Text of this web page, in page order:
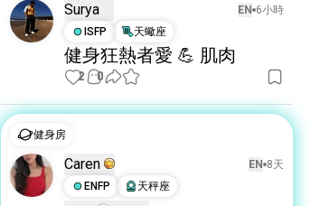
Surya EN 6小時
ISFP
天蠍座
健身狂熱者愛 💪 肌肉
2 0
健身房
Caren EN 8天
ENFP
天秤座